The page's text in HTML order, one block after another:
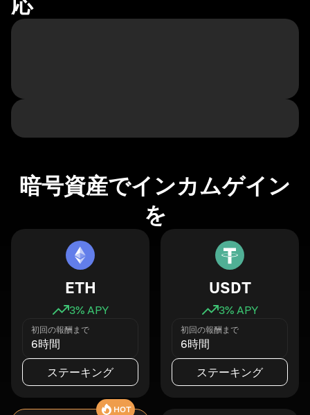
暗号資産でインカムゲイン
を
ETH
3% APY
初回の報酬まで
6時間
ステーキング
USDT
3% APY
初回の報酬まで
6時間
ステーキング
HOT